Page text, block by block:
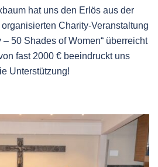
KONTRASTE
hat uns den Erlös aus der
Charity-Veranstaltung
– 50 Shades of Women“ überreicht
fast 2000 € beeindruckt uns
Unterstützung!